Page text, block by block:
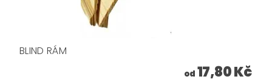
BLIND RÁM
od 17,80 Kč